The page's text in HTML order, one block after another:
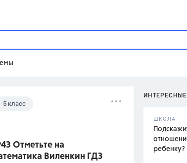
задание
ШКОЛА
ребенку?
5 класс
Отметьте на
Виленкин ГДЗ